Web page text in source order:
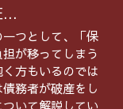
...
つとして、「保
が移ってしまう
方もいるのでは
務者が破産をし
いて解説してい